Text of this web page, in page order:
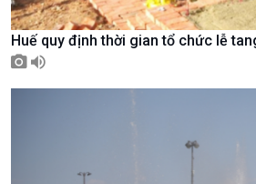
Huế quy định thời gian tổ chức lễ